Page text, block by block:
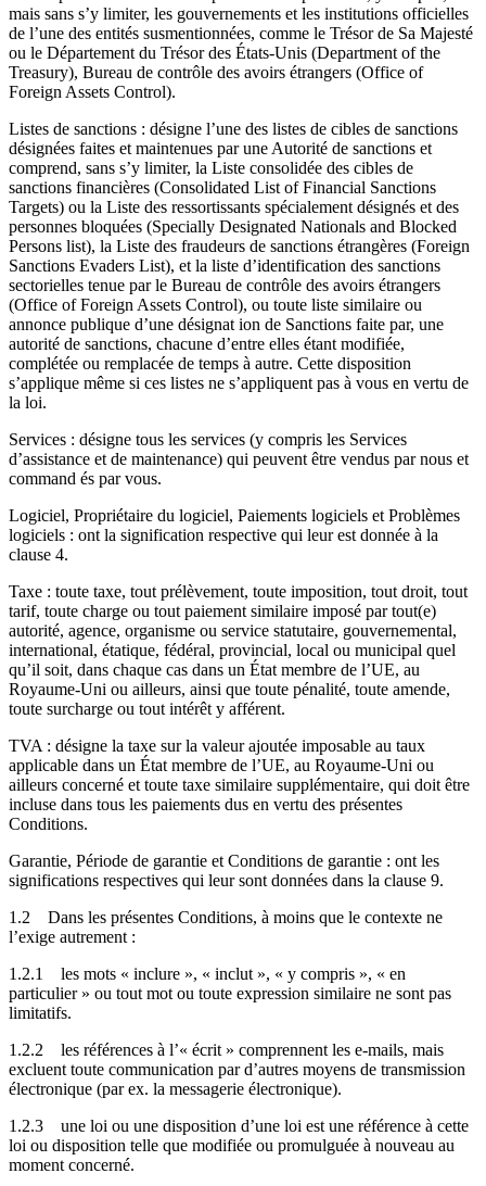
mais sans s’y limiter, les gouvernements et les institutions officielles
de l’une des entités susmentionnées, comme le Trésor de Sa Majesté
ou le Département du Trésor des États-Unis (Department of the
Treasury), Bureau de contrôle des avoirs étrangers (Office of
Foreign Assets Control).
Listes de sanctions : désigne l’une des listes de cibles de sanctions
désignées faites et maintenues par une Autorité de sanctions et
comprend, sans s’y limiter, la Liste consolidée des cibles de
sanctions financières (Consolidated List of Financial Sanctions
Targets) ou la Liste des ressortissants spécialement désignés et des
personnes bloquées (Specially Designated Nationals and Blocked
Persons list), la Liste des fraudeurs de sanctions étrangères (Foreign
Sanctions Evaders List), et la liste d’identification des sanctions
sectorielles tenue par le Bureau de contrôle des avoirs étrangers
(Office of Foreign Assets Control), ou toute liste similaire ou
annonce publique d’une désignat ion de Sanctions faite par, une
autorité de sanctions, chacune d’entre elles étant modifiée,
complétée ou remplacée de temps à autre. Cette disposition
s’applique même si ces listes ne s’appliquent pas à vous en vertu de
la loi.
Services : désigne tous les services (y compris les Services
d’assistance et de maintenance) qui peuvent être vendus par nous et
command és par vous.
Logiciel, Propriétaire du logiciel, Paiements logiciels et Problèmes
logiciels : ont la signification respective qui leur est donnée à la
clause 4.
Taxe : toute taxe, tout prélèvement, toute imposition, tout droit, tout
tarif, toute charge ou tout paiement similaire imposé par tout(e)
autorité, agence, organisme ou service statutaire, gouvernemental,
international, étatique, fédéral, provincial, local ou municipal quel
qu’il soit, dans chaque cas dans un État membre de l’UE, au
Royaume-Uni ou ailleurs, ainsi que toute pénalité, toute amende,
toute surcharge ou tout intérêt y afférent.
TVA : désigne la taxe sur la valeur ajoutée imposable au taux
applicable dans un État membre de l’UE, au Royaume-Uni ou
ailleurs concerné et toute taxe similaire supplémentaire, qui doit être
incluse dans tous les paiements dus en vertu des présentes
Conditions.
Garantie, Période de garantie et Conditions de garantie : ont les
significations respectives qui leur sont données dans la clause 9.
1.2
Dans les présentes Conditions, à moins que le contexte ne
l’exige autrement :
1.2.1
les mots « inclure », « inclut », « y compris », « en
particulier » ou tout mot ou toute expression similaire ne sont pas
limitatifs.
1.2.2
les références à l’« écrit » comprennent les e-mails, mais
excluent toute communication par d’autres moyens de transmission
électronique (par ex. la messagerie électronique).
1.2.3
une loi ou une disposition d’une loi est une référence à cette
loi ou disposition telle que modifiée ou promulguée à nouveau au
moment concerné.